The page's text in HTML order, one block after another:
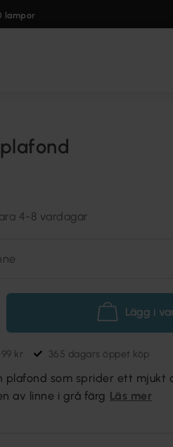
lampor
4-8 vardagar
Lägg i
kr 365 dagars öppet köp
plafond som sprider ett mjukt
av linne i grå färg Läs mer